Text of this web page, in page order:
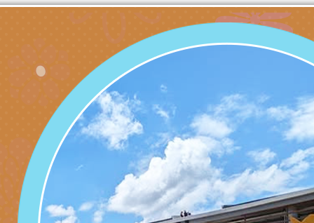
「115學年度身心障
知能研習」
有關桃園市八德區大
學辦理「音樂班第
樂會-憶起玩樂」
檢送桃園市政府家庭
「小桃家5月課程資
子的人際必修課」、
代的親職教養」海報
檢送「小桃家幸福+
實體座談會」海報
函轉臺北市勞動力重
委託辦理「2026臺
摩據點視覺設計競賽
檢送桃園市政府LED
字稿
函轉教育部訂於115